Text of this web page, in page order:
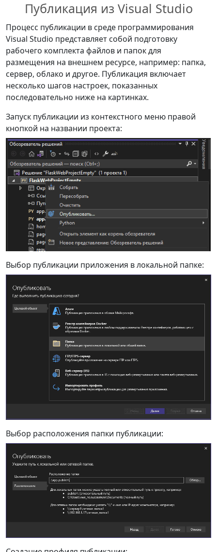
Публикация из Visual Studio
Процесс публикации в среде программирования
Visual Studio представляет собой подготовку
рабочего комплекта файлов и папок для
размещения на внешнем ресурсе, например: папка,
сервер, облако и другое. Публикация включает
несколько шагов настроек, показанных
последовательно ниже на картинках.
Запуск публикации из контекстного меню правой
кнопкой на названии проекта:
Выбор публикации приложения в локальной папке:
Выбор расположения папки публикации: